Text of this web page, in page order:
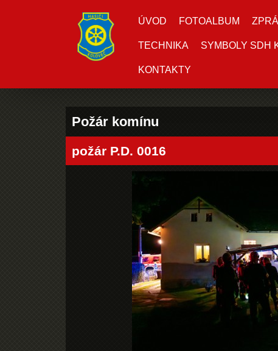
ÚVOD FOTOALBUM
TECHNIKA SYMBOLY SDH
KONTAKTY
Požár komínu
požár P.D. 0016